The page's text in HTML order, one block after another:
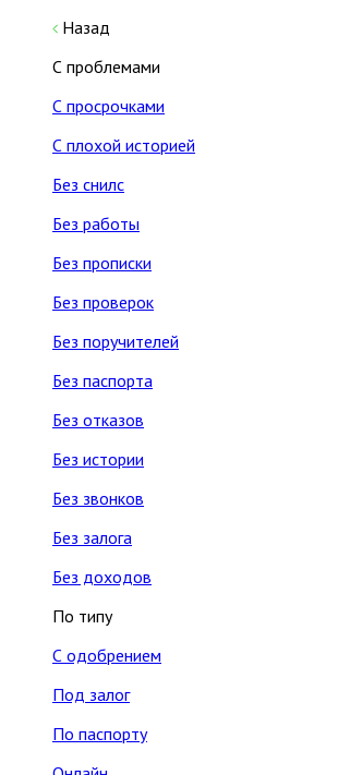
Назад
С проблемами
С просрочками
С плохой историей
Без снилс
Без работы
Без прописки
Без проверок
Без поручителей
Без паспорта
Без отказов
Без истории
Без звонков
Без залога
Без доходов
По типу
С одобрением
Под залог
По паспорту